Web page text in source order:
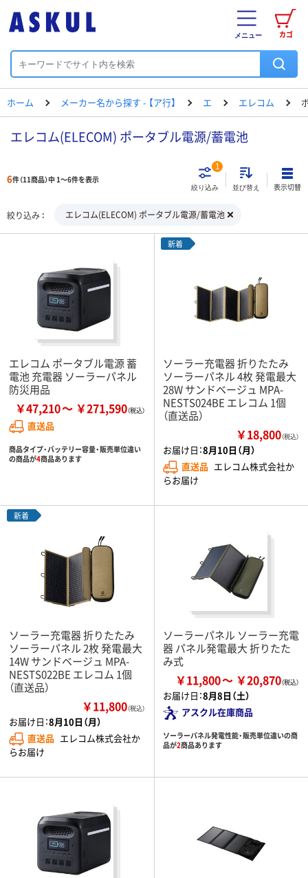
カゴ
メニュー
ホーム メーカー名から探す - 【ア行】 エ エレコム
エレコム(ELECOM) ポータブル電源/蓄電池
6件（11商品）中 1～6件を表示
絞り込み
1
並び替え 表示切替
絞り込み エレコム(ELECOM) ポータブル電源/蓄電池
エレコム ポータブル電源 蓄
電池 充電器 ソーラーパネル
防災用品
￥47,210 ￥271,590
直送品
商品タイプ・バッテリー容量・販売単位違い
の商品が4商品あります
新着
ソーラー充電器 折りたたみ
ソーラーパネル 4枚 発電最大
28W サンドベージュ MPA-
NESTS024BE エレコム 1個
（直送品）
￥18,800（税込）
お届け日：8月10日（月）
直送品 エレコム株式会社か
らお届け
新着
ソーラー充電器 折りたたみ
ソーラーパネル 2枚 発電最大
14W サンドベージュ MPA-
NESTS022BE エレコム 1個
（直送品）
￥11,800（税込）
お届け日：8月10日（月）
直送品 エレコム株式会社か
らお届け
ソーラーパネル ソーラー充電
器 パネル発電最大 折りたた
み式
￥11,800 ￥20,870
お届け日：8月8日（土）
アスクル在庫商品
ソーラーパネル発電性能・販売単位違いの商
品が2商品あります